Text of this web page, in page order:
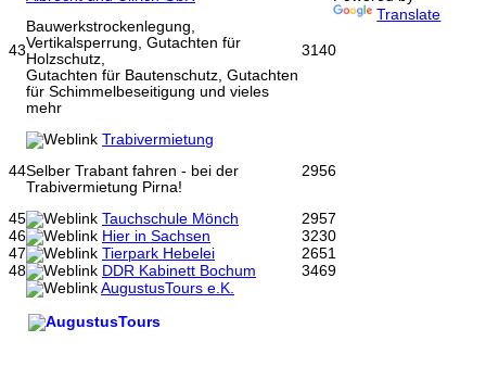
43
Bauwerkstrockenlegung,
Vertikalsperrung, Gutachten für
Holzschutz,
Gutachten für Bautenschutz, Gutachten
für Schimmelbeseitigung und vieles
mehr
3140
44
Trabivermietung
Selber Trabant fahren - bei der
Trabivermietung Pirna!
2956
45 Tauchschule Mönch
2957
46
Hier in Sachsen
3230
47
Tierpark Hebelei
2651
48
DDR Kabinett Bochum
3469
AugustusTours e.K.
Translate